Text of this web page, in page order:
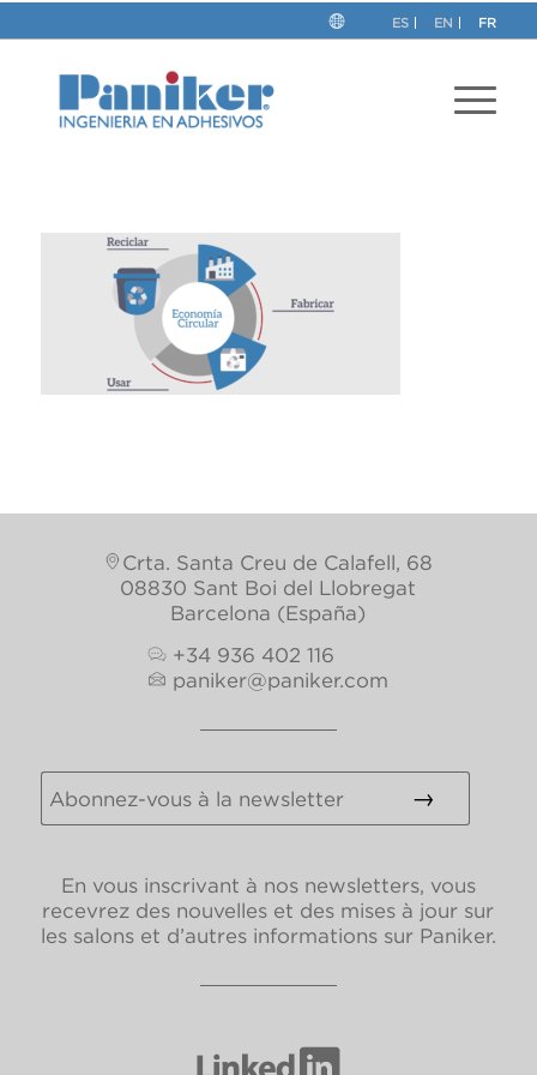
ES EN FR
Crta. Santa Creu de Calafell, 68
08830 Sant Boi del Llobregat
Barcelona (España)
+34 936 402 116
paniker@paniker.com
En vous inscrivant à nos newsletters, vous
recevrez des nouvelles et des mises à jour sur
les salons et d’autres informations sur Paniker.